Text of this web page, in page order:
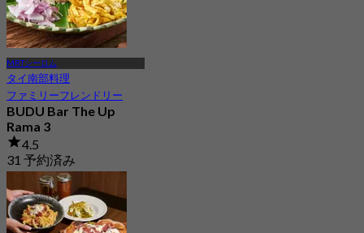
MRTシーロム
タイ南部料理
ファミリーフレンドリー
BUDU Bar The Up
Rama 3
4.5
31 予約済み
฿ 362.5